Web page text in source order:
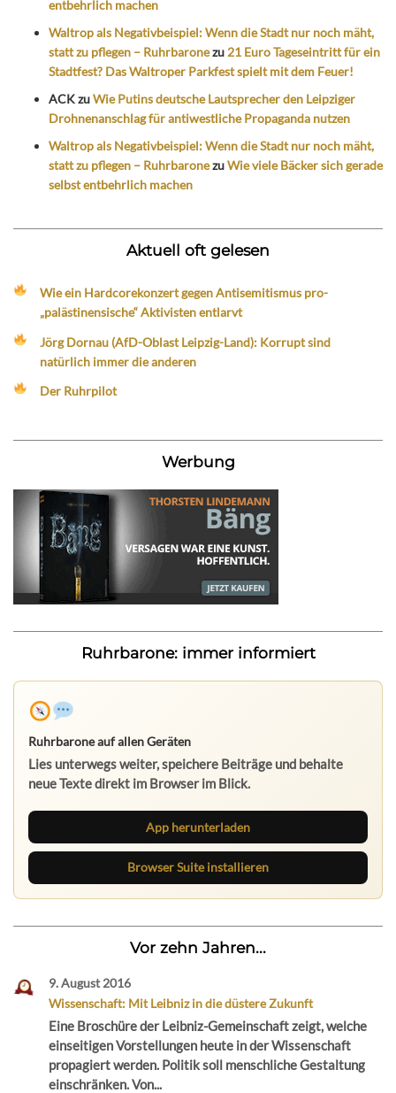
entbehrlich machen
Waltrop als Negativbeispiel: Wenn die Stadt nur noch mäht,
statt zu pflegen – Ruhrbaronezu 21 Euro Tageseintritt für ein
Stadtfest? Das Waltroper Parkfest spielt mit dem Feuer!
ACKzuWie Putins deutsche Lautsprecher den Leipziger
Drohnenanschlag für antiwestliche Propaganda nutzen
Waltrop als Negativbeispiel: Wenn die Stadt nur noch mäht,
statt zu pflegen – RuhrbaronezuWie viele Bäcker sich gerade
selbst entbehrlich machen
Aktuell oft gelesen
Wie ein Hardcorekonzert gegen Antisemitismus pro-
„palästinensische“ Aktivisten entlarvt
Jörg Dornau (AfD-Oblast Leipzig-Land): Korrupt sind
natürlich immer die anderen
Der Ruhrpilot
Werbung
Ruhrbarone: immer informiert
Ruhrbarone auf allen Geräten
Lies unterwegs weiter, speichere Beiträge und behalte
neue Texte direkt im Browser im Blick.
App herunterladen
Browser Suite installieren
Vor zehn Jahren...
9. August 2016
Wissenschaft: Mit Leibniz in die düstere Zukunft
Eine Broschüre der Leibniz-Gemeinschaft zeigt, welche
einseitigen Vorstellungen heute in der Wissenschaft
propagiert werden. Politik soll menschliche Gestaltung
einschränken. Von...